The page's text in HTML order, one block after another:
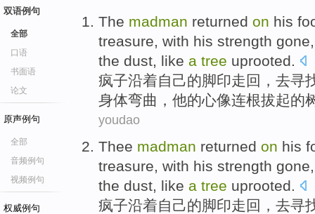
双语例句
全部
口语
书面语
论文
原声例句
全部
音频例句
视频例句
权威例句
The madman returned on his
treasure, with his strength gone
the dust, like a tree uprooted.
疯子沿着自己的脚印走 回 ， 去寻
身体弯曲 ，他的心像连根拔起的
youdao
Thee madman returned on his
treasure, with his strength gone
the dust, like a tree uprooted.
疯子沿着自己的脚印走 回， 去寻